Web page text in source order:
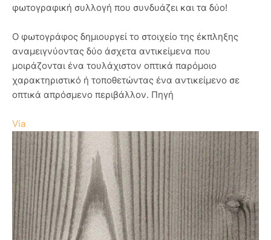
φωτογραφική συλλογή που συνδυάζει και τα δύο!
Ο φωτογράφος δημιουργεί το στοιχείο της έκπληξης
αναμειγνύοντας δύο άσχετα αντικείμενα που
μοιράζονται ένα τουλάχιστον οπτικά παρόμοιο
χαρακτηριστικό ή τοποθετώντας ένα αντικείμενο σε
οπτικά απρόσμενο περιβάλλον. Πηγή
Via